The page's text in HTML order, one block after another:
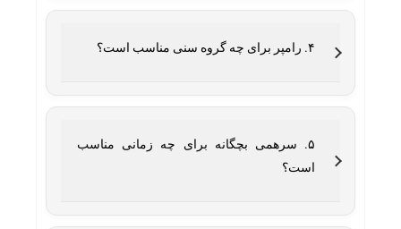
۴. رامپر برای چه گروه سنی مناسب است؟
۵. سرهمی بچگانه برای چه زمانی مناسب
است؟